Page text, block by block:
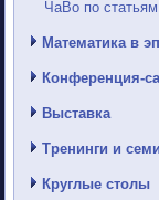
ЧаВо по статьям
Математика в
Конференция-
Выставка
Тренинги и
Круглые столы